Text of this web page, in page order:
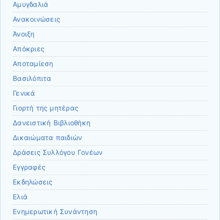
Αμυγδαλιά
Ανακοινώσεις
Άνοιξη
Απόκριες
Αποταμίεση
Βασιλόπιτα
Γενικά
Γιορτή της μητέρας
Δανειστική Βιβλιοθήκη
Δικαιώματα παιδιών
Δράσεις Συλλόγου Γονέων
Εγγραφές
Εκδηλώσεις
Ελιά
Ενημερωτική Συνάντηση